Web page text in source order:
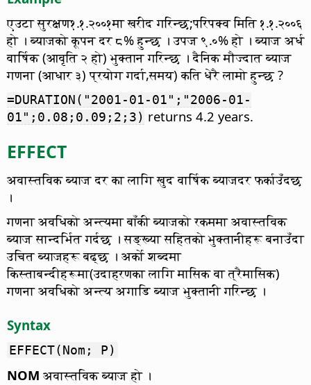
एउटा सुरक्षण१.१.२००१मा खरीद गरिन्छ;परिपक्व मिति १.१.२००६
हो । ब्याजको कूपन दर ८% हुन्छ । उपज ९.०% हो । ब्याज अर्ध
वार्षिक (आवृति २ हो) भुक्तान गरिन्छ । दैनिक मौज्दात ब्याज
गणना (आधार ३) प्रयोग गर्दा,समय) कति धेरै लामो हुन्छ ?
=DURATION("2001-01-01";"2006-01-
01";0.08;0.09;2;3) returns 4.2 years.
EFFECT
अवास्तविक ब्याज दर का लागि खुद वार्षिक ब्याजदर फर्काउँदछ
।
गणना अवधिको अन्त्यमा बाँकी ब्याजको रकममा अवास्तविक
ब्याज सान्दर्भित गर्दछ । सङ्ख्या सहितको भुक्तानीहरू बनाउँदा
उचित ब्याजहरू बढ्छ । अर्को शब्दमा
किस्ताबन्दीहरूमा(उदाहरणका लागि मासिक वा त्रैमासिक)
गणना अवधिको अन्त्य अगाडि ब्याज भुक्तानी गरिन्छ ।
Syntax
EFFECT(Nom; P)
NOM अवास्तविक ब्याज हो ।